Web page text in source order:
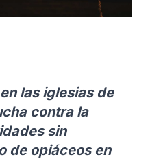
las iglesias de
contra la
sin
de opiáceos en